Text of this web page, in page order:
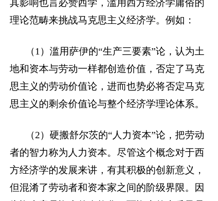
其影响也言必赞西学，滥用西方经济学庸俗的
理论范畴来挑战马克思主义经济学。例如：
（1 ）滥用萨伊的“生产三要素”论，认为土
地和资本与劳动一样都创造价值，否定了马克
思主义的劳动价值论，进而也势必将否定马克
思主义的剩余价值论与整个经济学理论体系。
（2）硬搬舒尔茨的“人力资本”论，把劳动
者的智力称为人力资本。尽管这个概念对于西
方经济学的发展来讲，有其积极的创新意义，
但混淆了劳动者和资本家之间的阶级界限。因